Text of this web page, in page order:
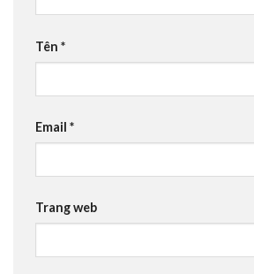
Tên *
Email *
Trang web